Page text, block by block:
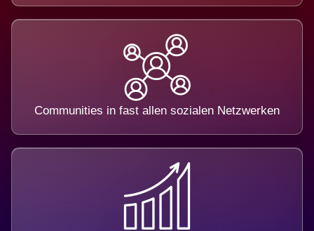
Communities in fast allen sozialen Netzwerken